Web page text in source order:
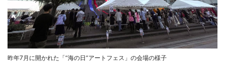
昨年7月に開かれた「“海の日”アートフェス」の会場の様子